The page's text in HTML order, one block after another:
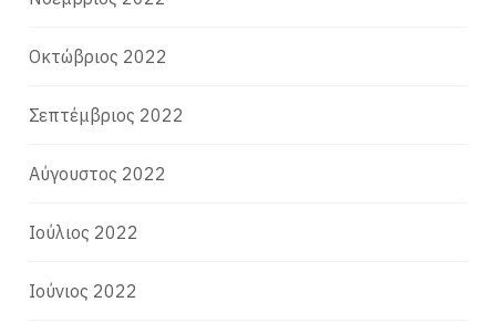
Οκτώβριος 2022
Σεπτέμβριος 2022
Αύγουστος 2022
Ιούλιος 2022
Ιούνιος 2022